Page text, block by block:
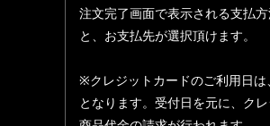
注文完了画面で表示される支払
と、お支払先が選択頂けます。
※クレジットカードのご利用日は
となります。受付日を元に、ク